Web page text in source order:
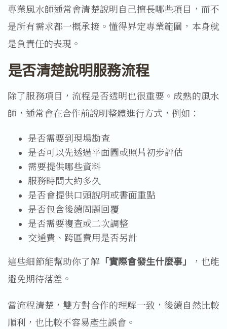
專業風水師通常會清楚說明自己擅長哪些項目，而不
是所有需求都一概承接。懂得界定專業範圍，本身就
是負責任的表現。
是否清楚說明服務流程
除了服務項目，流程是否透明也很重要。成熟的風水
師，通常會在合作前說明整體進行方式，例如：
是否需要到現場勘查
是否可以先透過平面圖或照片初步評估
需要提供哪些資料
服務時間大約多久
是否會提供口頭說明或書面重點
是否包含後續問題回覆
是否需要複查或二次調整
交通費、跨區費用是否另計
這些細節能幫助你了解「實際會發生什麼事」
，也能
避免期待落差。
當流程清楚，雙方對合作的理解一致，後續自然比較
順利，也比較不容易產生誤會。